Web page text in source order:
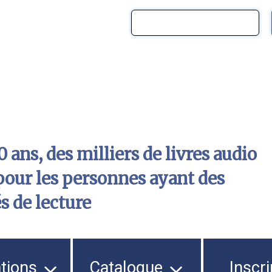
ans, des milliers de livres audio
les personnes ayant des
de lecture
Catalogue